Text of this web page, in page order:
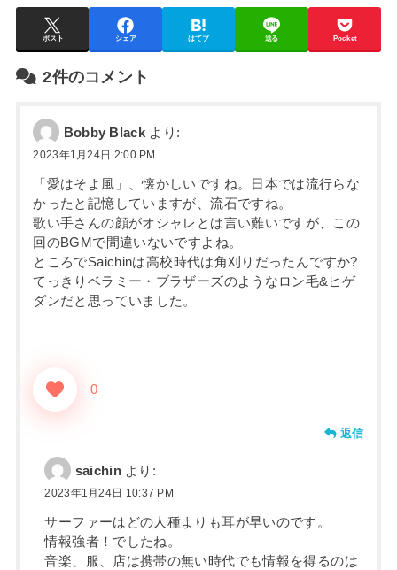
ポスト シェア はてブ 送る Pocket
2件のコメント
Bobby Black より:
2023年1月24日 2:00 PM
「愛はそよ風」、懐かしいですね。日本では流行らな
かったと記憶していますが、流石ですね。
歌い手さんの顔がオシャレとは言い難いですが、この
回のBGMで間違いないですよね。
ところでSaichinは高校時代は角刈りだったんですか?
てっきりベラミー・ブラザーズのようなロン毛&ヒゲ
ダンだと思っていました。
0
返信
saichin より:
2023年1月24日 10:37 PM
サーファーはどの人種よりも耳が早いのです。
情報強者！でしたね。
音楽、服、店は携帯の無い時代でも情報を得るのは